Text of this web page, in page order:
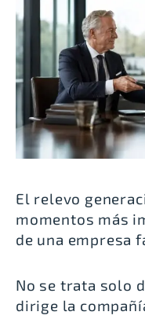
El relevo
momentos más
de una empresa
No se trata solo
dirige la